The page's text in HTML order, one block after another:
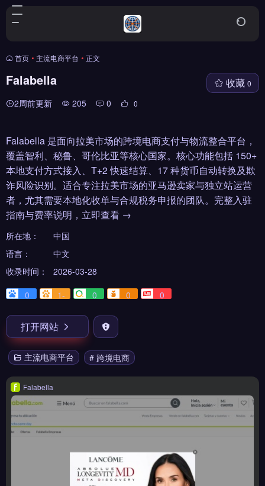
首页 • 主流电商平台 • 正文
Falabella
2周前更新 205 0 0
收藏 0
Falabella 是面向拉美市场的跨境电商支付与物流整合平台，
覆盖智利、秘鲁、哥伦比亚等核心国家。核心功能包括 150+
本地支付方式接入、T+2 快速结算、17 种货币自动转换及欺
诈风险识别。适合专注拉美市场的亚马逊卖家与独立站运营
者，尤其需要本地化收单与合规税务申报的团队。完整入驻
指南与费率说明，立即查看 →
所在地：
中国
语言：
中文
收录时间：
2026-03-28
0
1- 0 0 0
打开网站
主流电商平台 # 跨境电商
Falabella